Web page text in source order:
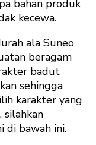
bahan produk
kecewa.
ala Suneo
beragam
badut
sehingga
karakter yang
di bawah ini.